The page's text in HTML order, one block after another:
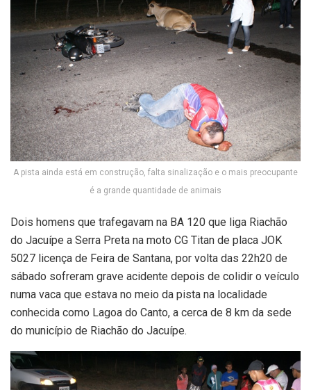
A pista ainda está em construção, falta sinalização e o mais preocupante
é a grande quantidade de animais
Dois homens que trafegavam na BA 120 que liga Riachão
do Jacuípe a Serra Preta na moto CG Titan de placa JOK
5027 licença de Feira de Santana, por volta das 22h20 de
sábado sofreram grave acidente depois de colidir o veículo
numa vaca que estava no meio da pista na localidade
conhecida como Lagoa do Canto, a cerca de 8 km da sede
do município de Riachão do Jacuípe.